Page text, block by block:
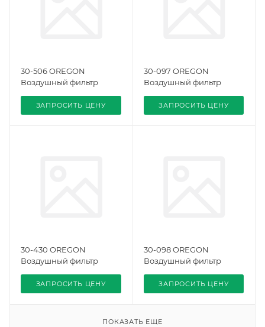
30-506 OREGON
Воздушный фильтр
ЗАПРОСИТЬ ЦЕНУ
30-097 OREGON
Воздушный фильтр
ЗАПРОСИТЬ ЦЕНУ
30-430 OREGON
Воздушный фильтр
ЗАПРОСИТЬ ЦЕНУ
30-098 OREGON
Воздушный фильтр
ЗАПРОСИТЬ ЦЕНУ
ПОКАЗАТЬ ЕЩЕ